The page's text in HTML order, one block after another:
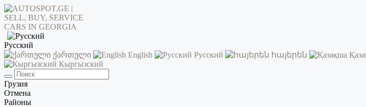
Русский
ქართული
English Русский հայերեն
Кыргызский
Грузия
Отмена
Районы